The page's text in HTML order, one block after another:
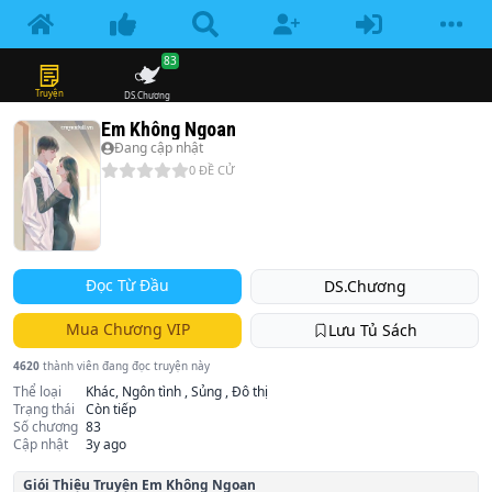
Truyện DS.Chương
83
Em Không Ngoan
Đang cập nhật
0 ĐỀ CỬ
Đọc Từ Đầu DS.Chương
Mua Chương VIP Lưu Tủ Sách
4620 thành viên đang đọc truyện này
Thể loại
Khác, Ngôn tình , Sủng , Đô thị
Trạng thái
Còn tiếp
Số chương 83
Cập nhật
3y ago
Giói Thiệu Truyện Em Không Ngoan